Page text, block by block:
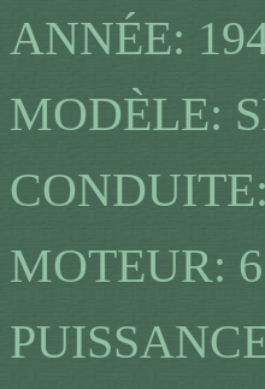
ANNÉE:
MODÈLE:
MOTEUR: